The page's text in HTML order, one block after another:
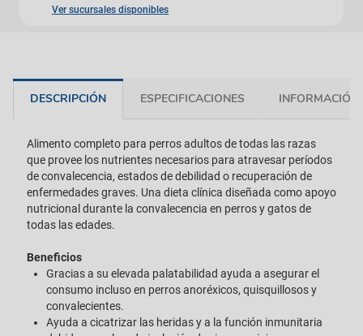
Ver sucursales disponibles
DESCRIPCIÓN ESPECIFICACIONES
Alimento completo para perros adultos de todas las razas
que provee los nutrientes necesarios para atravesar períodos
de convalecencia, estados de debilidad o recuperación de
enfermedades graves. Una dieta clínica diseñada como apoyo
nutricional durante la convalecencia en perros y gatos de
todas las edades.
Beneficios
Gracias a su elevada palatabilidad ayuda a asegurar el
consumo incluso en perros anoréxicos, quisquillosos y
convalecientes.
Ayuda a cicatrizar las heridas y a la función inmunitaria